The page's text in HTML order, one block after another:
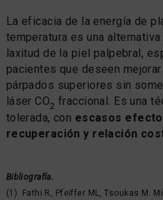
La eficacia de la energía de
temperatura es una
laxitud de la piel palpebral,
pacientes que deseen
párpados superiores sin
láser CO2 fraccional. Es una
tolerada, con escasos
recuperación y relación
Bibliografía.
(1). Fathi R, Pfeiffer ML, Tsoukas M.